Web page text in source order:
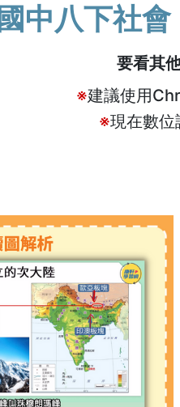
國中八下社
要看其
※建議使用
※現在數位